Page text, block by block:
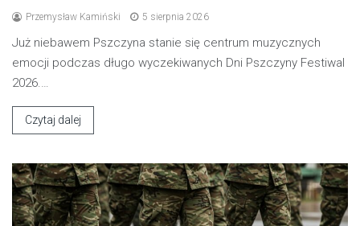
Przemysław Kamiński 5 sierpnia 2026
Już niebawem Pszczyna stanie się centrum muzycznych
emocji podczas długo wyczekiwanych Dni Pszczyny Festiwal
2026.…
Czytaj dalej